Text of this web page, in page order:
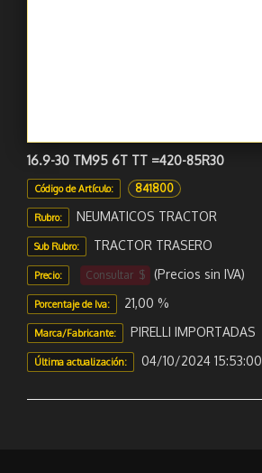
16.9-30 TM95 6T TT =420-85R30
Código de Artículo: 841800
Rubro: NEUMATICOS TRACTOR
Sub Rubro: TRACTOR TRASERO
Precio: Consultar $ (Precios sin IVA)
Porcentaje de Iva: 21,00 %
Marca/Fabricante: PIRELLI IMPORTADAS
Última actualización: 04/10/2024 15:53:00